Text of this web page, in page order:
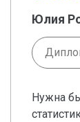
Юлия
Нужна